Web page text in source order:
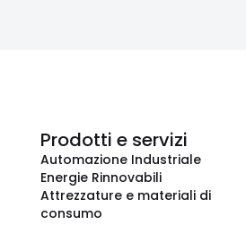
Prodotti e servizi
Automazione Industriale
Energie Rinnovabili
Attrezzature e materiali di
consumo